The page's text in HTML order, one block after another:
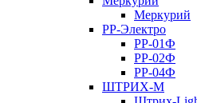
Меркурий
РР-Электро
РР-01Ф
РР-02Ф
РР-04Ф
ШТРИХ-М